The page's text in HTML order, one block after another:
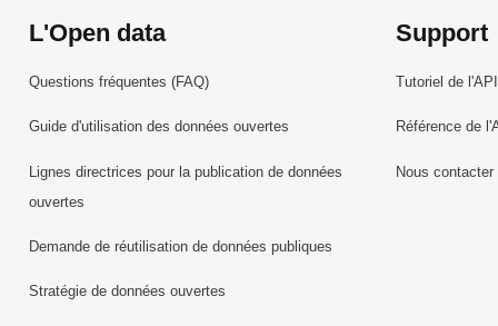
L'Open data
Questions fréquentes (FAQ)
Guide d'utilisation des données ouvertes
Lignes directrices pour la publication de données
ouvertes
Demande de réutilisation de données publiques
Stratégie de données ouvertes
Support
Tutoriel de l'API
Référence de
Nous contacter